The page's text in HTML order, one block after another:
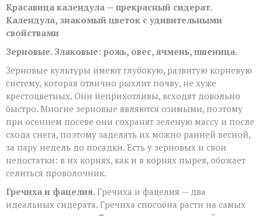
Красавица календула — прекрасный сидерат.
Календула, знакомый цветок с удивительными
свойствами
Зерновые. Злаковые: рожь, овес, ячмень, пшеница.
Зерновые культуры имеют глубокую, развитую корневую
систему, которая отлично рыхлит почву, не хуже
крестоцветных. Они неприхотливы, всходят довольно
быстро. Многие зерновые являются озимыми, поэтому
при осеннем посеве они сохранят зеленую массу и после
схода снега, поэтому заделать их можно ранней весной,
за пару недель до посадки. Есть у зерновых и свои
недостатки: в их корнях, как и в корнях пырея, обожает
селиться проволочник.
Гречиха и фацелия. Гречиха и фацелия — два
идеальных сидерата. Гречиха способна расти на самых